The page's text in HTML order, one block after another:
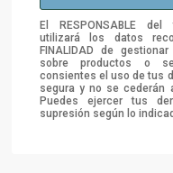
El RESPONSABLE
utilizará los datos
FINALIDAD de
sobre productos o
consientes el uso de tus
segura y no se cederán
Puedes ejercer tus
supresión según lo